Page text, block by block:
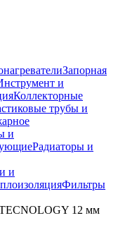
Запорная
и
Коллекторные
трубы и
и
Радиаторы и
и
Фильтры
12 мм